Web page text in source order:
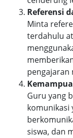
Referensi
Minta
terdahulu
pengajaran
Guru yang
komunikasi
siswa, dan